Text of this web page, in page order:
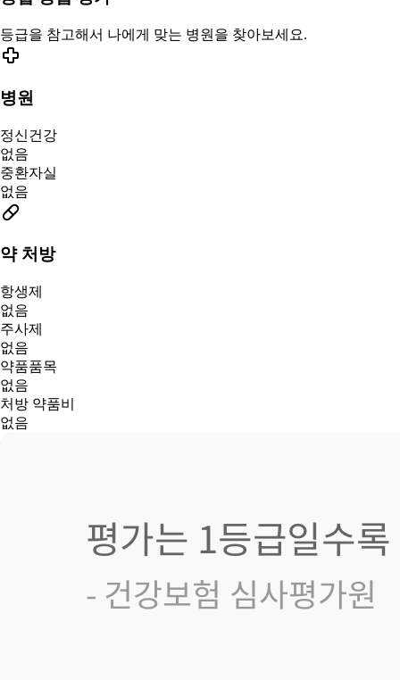
등급을 참고해서 나에게 맞는 병원을 찾아보세요.
병원
정신건강
없음
중환자실
없음
약 처방
항생제
없음
주사제
없음
약품품목
없음
처방 약품비
없음